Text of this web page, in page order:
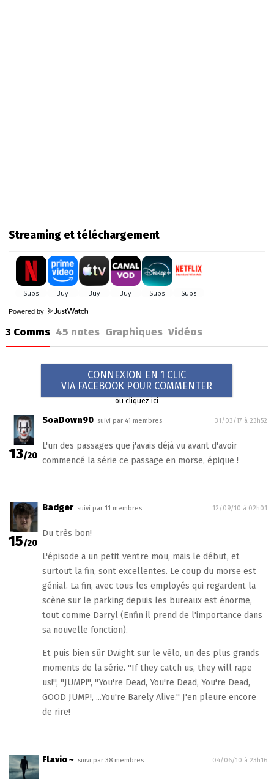
Streaming et téléchargement
Powered by
3 Comms 45 notes Graphiques Vidéos
CONNEXION EN 1 CLIC
VIA FACEBOOK POUR COMMENTER
oucliquez ici
13/20
SoaDown90 suivi par 41 membres 31/03/17 à 23h52
L'un des passages que j'avais déjà vu avant d'avoir
commencé la série ce passage en morse, épique !
15/20
Badger suivi par 11 membres 12/09/10 à 02h01
Du très bon!
L'épisode a un petit ventre mou, mais le début, et
surtout la fin, sont excellentes. Le coup du morse est
génial. La fin, avec tous les employés qui regardent la
scène sur le parking depuis les bureaux est énorme,
tout comme Darryl (Enfin il prend de l'importance dans
sa nouvelle fonction).
Et puis bien sûr Dwight sur le vélo, un des plus grands
moments de la série. ''If they catch us, they will rape
us!'', ''JUMP!'', ''You're Dead, You're Dead, You're Dead,
GOOD JUMP!, ...You're Barely Alive.'' J'en pleure encore
de rire!
Flavio ~ suivi par 38 membres 04/06/10 à 23h16